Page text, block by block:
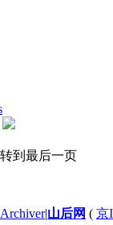
到最后一页
Archiver|山后网 ( 京